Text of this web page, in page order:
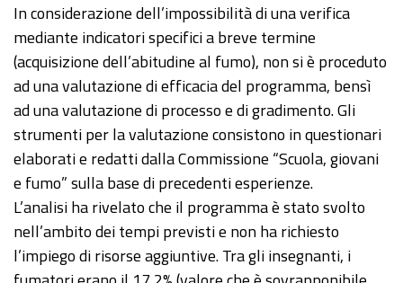
In considerazione dell’impossibilità di una verifica
mediante indicatori specifici a breve termine
(acquisizione dell’abitudine al fumo), non si è proceduto
ad una valutazione di efficacia del programma, bensì
ad una valutazione di processo e di gradimento. Gli
strumenti per la valutazione consistono in questionari
elaborati e redatti dalla Commissione “Scuola, giovani
e fumo” sulla base di precedenti esperienze.
L’analisi ha rivelato che il programma è stato svolto
nell’ambito dei tempi previsti e non ha richiesto
l’impiego di risorse aggiuntive. Tra gli insegnanti, i